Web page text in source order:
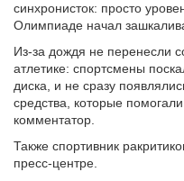
синхронисток: просто
Олимпиаде начал
Из-за дождя не перенесли
атлетике: спортсмены
диска, и не сразу
средства, которые
комментатор.
Также спортивник
пресс-центре.